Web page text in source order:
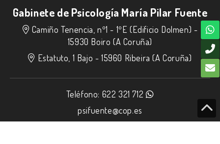
Gabinete de Psicología María Pilar Fuente
Camiño Tenencia, nº1 - 1ºE (Edificio Dolmen) -
15930 Boiro (A Coruña)
Estatuto, 1 Bajo -15960 Ribeira (A Coruña)
Teléfono: 622 321 712
psifuente@cop.es